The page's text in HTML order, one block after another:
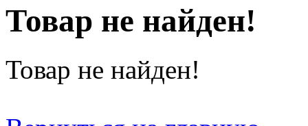
Товар не найден!
Товар не найден!